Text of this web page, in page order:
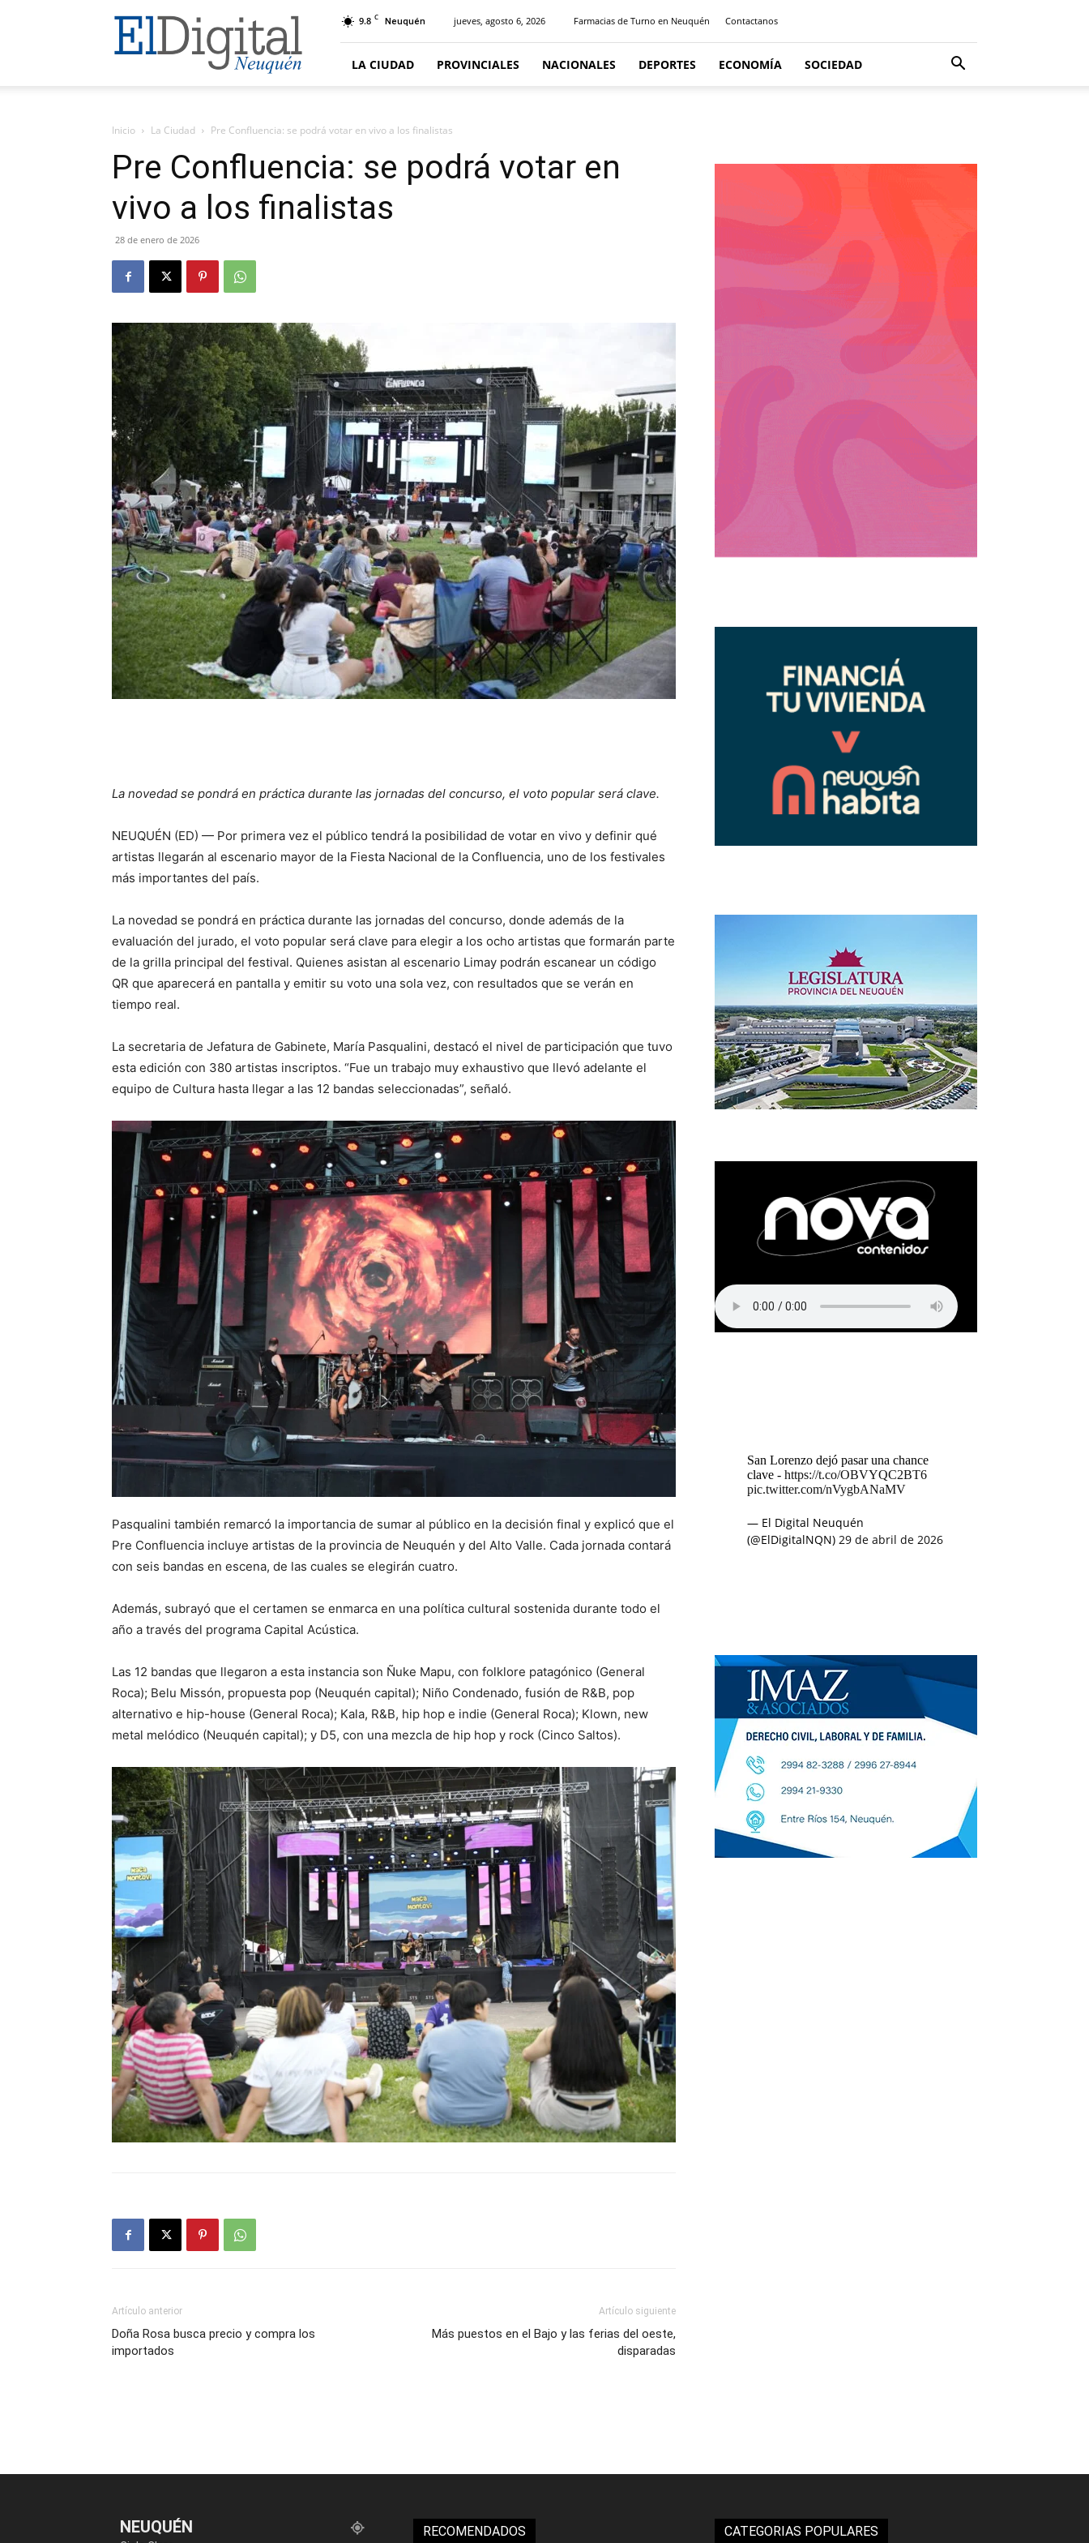
El
Digital
Neuquen
9.8 C Neuquén jueves, agosto 6, 2026 Farmacias de Turno en Neuquén Contactanos
LA CIUDAD PROVINCIALES NACIONALES DEPORTES ECONOMÍA SOCIEDAD
Inicio La Ciudad Pre Confluencia: se podrá votar en vivo a los finalistas
Pre Confluencia: se podrá votar en
vivo a los finalistas
28 de enero de 2026
La novedad se pondrá en práctica durante las jornadas del concurso, el voto popular será clave.
NEUQUÉN (ED) — Por primera vez el público tendrá la posibilidad de votar en vivo y definir qué
artistas llegarán al escenario mayor de la Fiesta Nacional de la Confluencia, uno de los festivales
más importantes del país.
La novedad se pondrá en práctica durante las jornadas del concurso, donde además de la
evaluación del jurado, el voto popular será clave para elegir a los ocho artistas que formarán parte
de la grilla principal del festival. Quienes asistan al escenario Limay podrán escanear un código
QR que aparecerá en pantalla y emitir su voto una sola vez, con resultados que se verán en
tiempo real.
La secretaria de Jefatura de Gabinete, María Pasqualini, destacó el nivel de participación que tuvo
esta edición con 380 artistas inscriptos. “Fue un trabajo muy exhaustivo que llevó adelante el
equipo de Cultura hasta llegar a las 12 bandas seleccionadas”, señaló.
Pasqualini también remarcó la importancia de sumar al público en la decisión final y explicó que el
Pre Confluencia incluye artistas de la provincia de Neuquén y del Alto Valle. Cada jornada contará
con seis bandas en escena, de las cuales se elegirán cuatro.
Además, subrayó que el certamen se enmarca en una política cultural sostenida durante todo el
año a través del programa Capital Acústica.
Las 12 bandas que llegaron a esta instancia son Ñuke Mapu, con folklore patagónico (General
Roca); Belu Missón, propuesta pop (Neuquén capital); Niño Condenado, fusión de R&B, pop
alternativo e hip-house (General Roca); Kala, R&B, hip hop e indie (General Roca); Klown, new
metal melódico (Neuquén capital); y D5, con una mezcla de hip hop y rock (Cinco Saltos).
Artículo anterior
Doña Rosa busca precio y compra los
importados
Artículo siguiente
Más puestos en el Bajo y las ferias del oeste,
disparadas
San Lorenzo dejó pasar una chance
clave - https://t.co/OBVYQC2BT6
pic.twitter.com/nVygbANaMV
— El Digital Neuquén
(@ElDigitalNQN) 29 de abril de 2026
NEUQUÉN RECOMENDADOS CATEGORIAS POPULARES